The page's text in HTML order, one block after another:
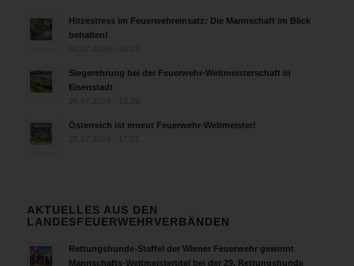
Hitzestress im Feuerwehreinsatz: Die Mannschaft im Blick
behalten!
Siegerehrung bei der Feuerwehr-Weltmeisterschaft in
Eisenstadt
Österreich ist erneut Feuerwehr-Weltmeister!
AKTUELLES AUS DEN
LANDESFEUERWEHRVERBÄNDEN
Rettungshunde-Staffel der Wiener Feuerwehr gewinnt
Mannschafts-Weltmeistertitel bei der 29. Rettungshunde